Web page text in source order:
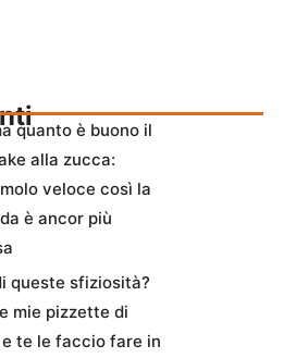
quanto è buono il
alla zucca:
veloce così la
è ancor più
queste sfiziosità?
mie pizzette di
te le faccio fare in